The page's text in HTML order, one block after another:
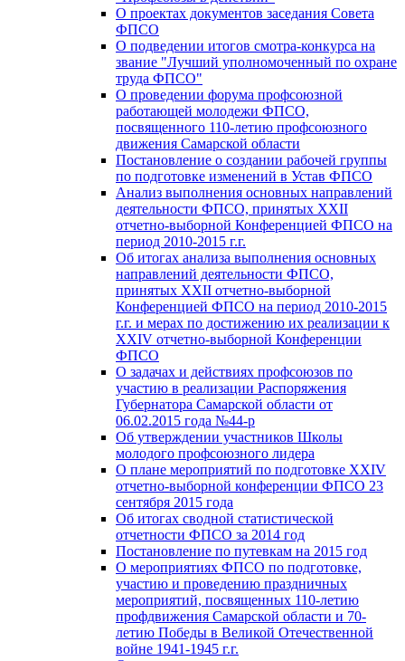
О проектах документов заседания Совета
ФПСО
О подведении итогов смотра-конкурса на
звание "Лучший уполномоченный по охране
труда ФПСО"
О проведении форума профсоюзной
работающей молодежи ФПСО,
посвященного 110-летию профсоюзного
движения Самарской области
Постановление о создании рабочей группы
по подготовке изменений в Устав ФПСО
Анализ выполнения основных направлений
деятельности ФПСО, принятых XXII
отчетно-выборной Конференцией ФПСО на
период 2010-2015 г.г.
Об итогах анализа выполнения основных
направлений деятельности ФПСО,
принятых XXII отчетно-выборной
Конференцией ФПСО на период 2010-2015
г.г. и мерах по достижению их реализации к
XXIV отчетно-выборной Конференции
ФПСО
О задачах и действиях профсоюзов по
участию в реализации Распоряжения
Губернатора Самарской области от
06.02.2015 года №44-р
Об утверждении участников Школы
молодого профсоюзного лидера
О плане мероприятий по подготовке XXIV
отчетно-выборной конференции ФПСО 23
сентября 2015 года
Об итогах сводной статистической
отчетности ФПСО за 2014 год
Постановление по путевкам на 2015 год
О мероприятиях ФПСО по подготовке,
участию и проведению праздничных
мероприятий, посвященных 110-летию
профдвижения Самарской области и 70-
летию Победы в Великой Отечественной
войне 1941-1945 г.г.